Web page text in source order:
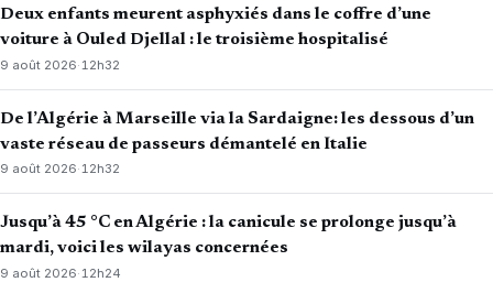
Deux enfants meurent asphyxiés dans le coffre d’une
voiture à Ouled Djellal : le troisième hospitalisé
9 août 2026·12h32
De l’Algérie à Marseille via la Sardaigne: les dessous d’un
vaste réseau de passeurs démantelé en Italie
9 août 2026·12h32
Jusqu’à 45 °C en Algérie : la canicule se prolonge jusqu’à
mardi, voici les wilayas concernées
9 août 2026·12h24